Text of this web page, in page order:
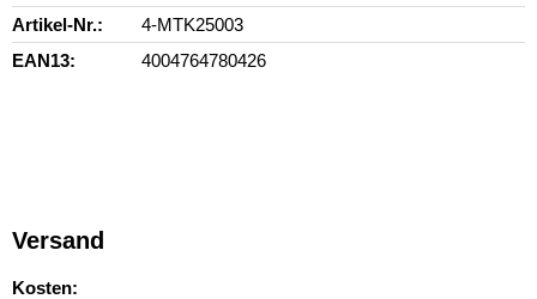
Artikel-Nr.
4-MTK25003
EAN13
4004764780426
Versand
Kosten: